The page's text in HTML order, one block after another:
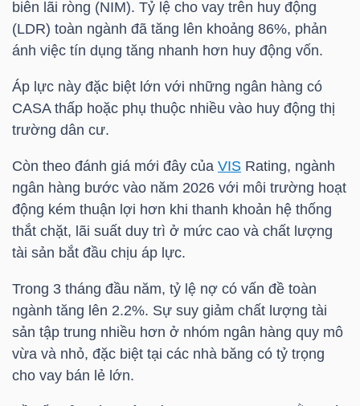
biên lãi ròng (NIM). Tỷ lệ cho vay trên huy động
(LDR) toàn ngành đã tăng lên khoảng 86%, phản
ánh việc tín dụng tăng nhanh hơn huy động vốn.
Áp lực này đặc biệt lớn với những ngân hàng có
CASA thấp hoặc phụ thuộc nhiều vào huy động thị
trường dân cư.
Còn theo đánh giá mới đây của VIS Rating, ngành
ngân hàng bước vào năm 2026 với môi trường hoạt
động kém thuận lợi hơn khi thanh khoản hệ thống
thắt chặt, lãi suất duy trì ở mức cao và chất lượng
tài sản bắt đầu chịu áp lực.
Trong 3 tháng đầu năm, tỷ lệ nợ có vấn đề toàn
ngành tăng lên 2.2%. Sự suy giảm chất lượng tài
sản tập trung nhiều hơn ở nhóm ngân hàng quy mô
vừa và nhỏ, đặc biệt tại các nhà băng có tỷ trọng
cho vay bán lẻ lớn.
YẾU
TIÊU
DÙNG
YẾU
SÓC
SỨC
KHỎE